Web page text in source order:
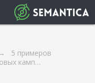
5 примеров
камп…